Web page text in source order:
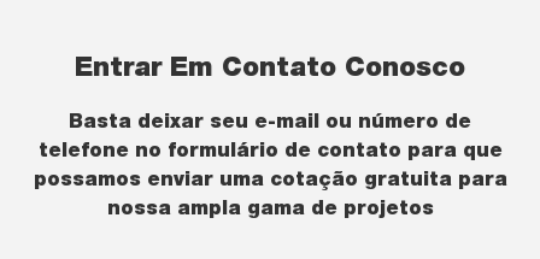
Entrar Em Contato Conosco
Basta deixar seu e-mail ou número de
telefone no formulário de contato para que
possamos enviar uma cotação gratuita para
nossa ampla gama de projetos